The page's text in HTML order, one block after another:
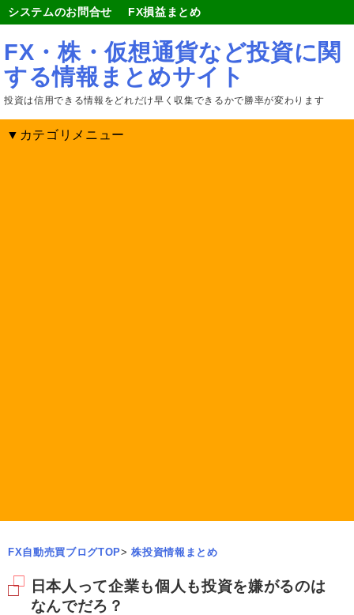
システムのお問合せ FX損益まとめ
FX・株・仮想通貨など投資に関
する情報まとめサイト
投資は信用できる情報をどれだけ早く収集できるかで勝率が変わります
▼カテゴリメニュー
FX自動売買ブログTOP> 株投資情報まとめ
日本人って企業も個人も投資を嫌がるのは
なんでだろ？